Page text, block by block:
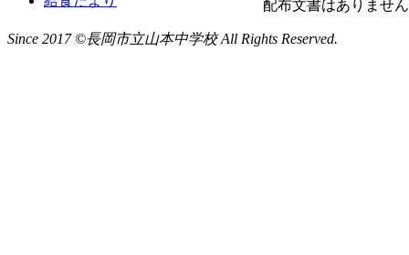
配布文書はありませ
Since 2017 ©長岡市立山本中学校 All Rights Reserved.